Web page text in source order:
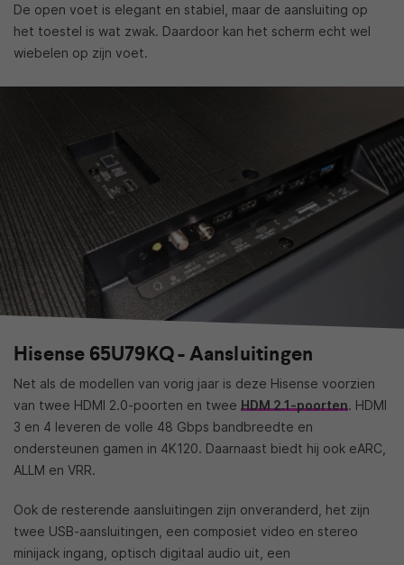
De open voet is elegant en stabiel, maar de aansluiting op
het toestel is wat zwak. Daardoor kan het scherm echt wel
wiebelen op zijn voet.
Hisense 65U79KQ - Aansluitingen
Net als de modellen van vorig jaar is deze Hisense voorzien
van twee HDMI 2.0-poorten en twee HDM 2.1-poorten. HDMI
3 en 4 leveren de volle 48 Gbps bandbreedte en
ondersteunen gamen in 4K120. Daarnaast biedt hij ook eARC,
ALLM en VRR.
Ook de resterende aansluitingen zijn onveranderd, het zijn
twee USB-aansluitingen, een composiet video en stereo
minijack ingang, optisch digitaal audio uit, een